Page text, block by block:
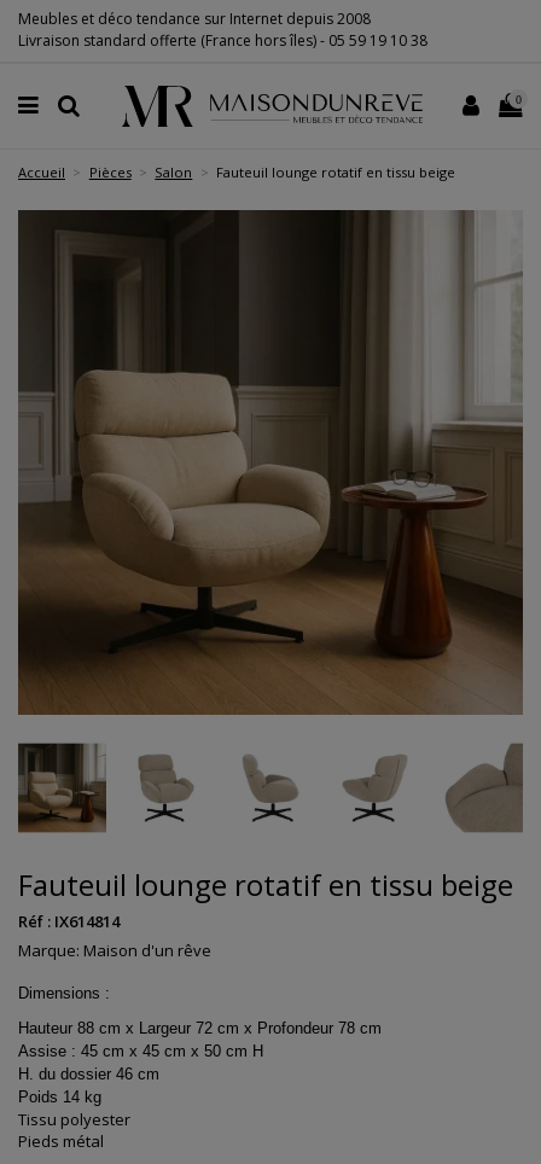
Meubles et déco tendance sur Internet depuis 2008
Livraison standard offerte (France hors îles) - 05 59 19 10 38
0
Accueil Pièces Salon Fauteuil lounge rotatif en tissu beige
Fauteuil lounge rotatif en tissu beige
Réf : IX614814
Marque: Maison d'un rêve
Dimensions :
Hauteur 88 cm x Largeur 72 cm x Profondeur 78 cm
Assise : 45 cm x 45 cm x 50 cm H
H. du dossier 46 cm
Poids 14 kg
Tissu polyester
Pieds métal